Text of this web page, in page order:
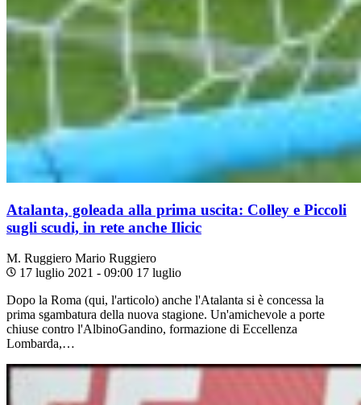
Atalanta, goleada alla prima uscita: Colley e Piccoli
sugli scudi, in rete anche Ilicic
M. Ruggiero Mario Ruggiero
17 luglio 2021 - 09:00 17 luglio
Dopo la Roma (qui, l'articolo) anche l'Atalanta si è concessa la
prima sgambatura della nuova stagione. Un'amichevole a porte
chiuse contro l'AlbinoGandino, formazione di Eccellenza
Lombarda,…